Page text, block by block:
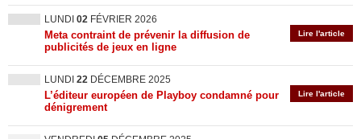
LUNDI 02 FÉVRIER 2026
Lire l'article
Meta contraint de prévenir la diffusion de
publicités de jeux en ligne
LUNDI 22 DÉCEMBRE 2025
Lire l'article
L’éditeur européen de Playboy condamné pour
dénigrement